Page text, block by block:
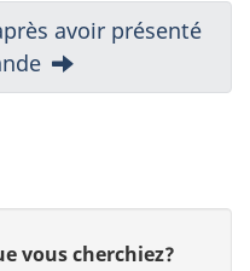
avoir présenté
vous cherchiez?